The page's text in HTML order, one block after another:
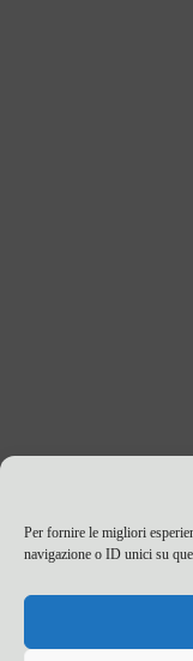
Per fornire le migliori
navigazione o ID unici su